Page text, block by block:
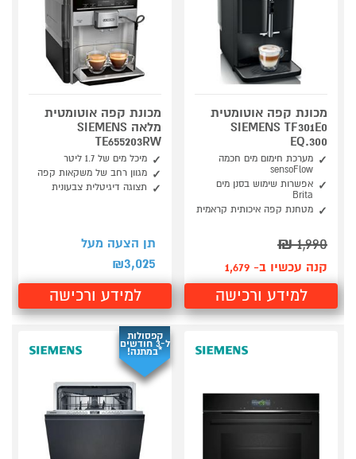
מכונת קפה אוטומטית
SIEMENS TF301E0
EQ.300
מערכת חימום מים חכמה
sensoFlow
אפשרות שימוש בסנן מים
Brita
מטחנת קפה איכותית קראמית
1,990
₪
קנה עכשיו ב- 1,679
למידע ורכישה
מכונת קפה אוטומטית
מלאה SIEMENS
TE655203RW
מיכל מים של 1.7 ליטר
מגוון רחב של משקאות קפה
תצוגה דיגיטלית צבעונית
תן הצעה מעל
₪3,025
למידע ורכישה
קפסולות
ל-3 חודשים
*במתנה!